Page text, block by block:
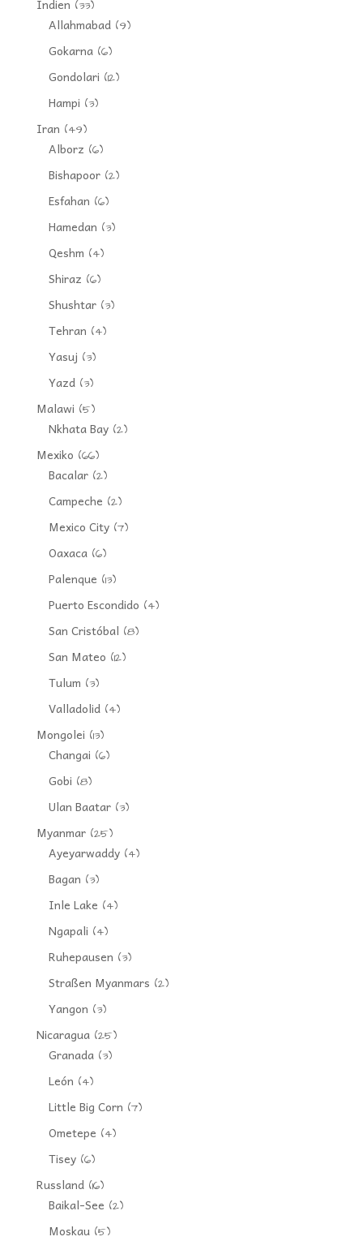
Indien (33)
Allahmabad(9)
Gokarna(6)
Gondolari (12)
Hampi (3)
Iran (49)
Alborz (6)
Bishapoor(2)
Esfahan (6)
Hamedan (3)
Qeshm (4)
Shiraz (6)
Shushtar(3)
Tehran (4)
Yasuj (3)
Yazd(3)
Malawi (5)
Nkhata Bay(2)
Mexiko (66)
Bacalar(2)
Campeche (2)
Mexico City(7)
Oaxaca(6)
Palenque (13)
Puerto Escondido (4)
San Cristóbal (8)
San Mateo (12)
Tulum (3)
Valladolid(4)
Mongolei (13)
Changai (6)
Gobi (8)
Ulan Baatar(3)
Myanmar(25)
Ayeyarwaddy(4)
Bagan (3)
Inle Lake (4)
Ngapali (4)
Ruhepausen (3)
Straßen Myanmars (2)
Yangon (3)
Nicaragua(25)
Granada(3)
León (4)
Little Big Corn (7)
Ometepe (4)
Tisey(6)
Russland(16)
Baikal-See (2)
Moskau(5)